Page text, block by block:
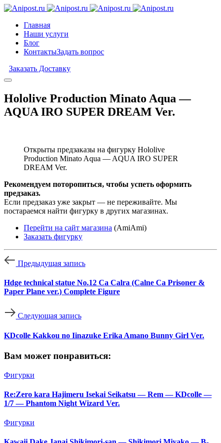
Главная
Наши услуги
Блог
КонтактыЗадать вопрос
Заказать Доставку
Hololive Production Minato Aqua —
AQUA IRO SUPER DREAM Ver.
Открыты предзаказы на фигурку Hololive
Production Minato Aqua — AQUA IRO SUPER
DREAM Ver.
Рекомендуем поторопиться, чтобы успеть оформить
предзаказ.
Если предзаказ уже закрыт — не переживайте. Мы
постараемся найти фигурку в других магазинах.
Перейти на сайт магазина (AmiAmi)
Заказать фигурку
Предыдущая запись
Hdge technical statue No.12 Ca Calra (Calne Ca Prisoner &
Paper Plane ver.) Complete Figure
Следующая запись
KDcolle Kakkou no Iinazuke Erika Amano Bunny Girl Ver.
Вам может понравиться:
Фигурки
Re:Zero kara Hajimeru Isekai Seikatsu — Rem — KDcolle —
1/7 — Phantom Night Wizard Ver.
Фигурки